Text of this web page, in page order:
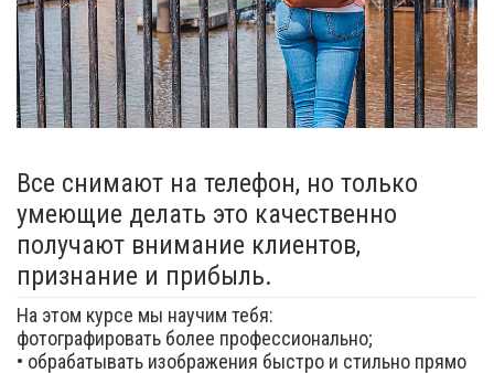
Все снимают на телефон, но только
умеющие делать это качественно
получают внимание клиентов,
признание и прибыль.
На этом курсе мы научим тебя:
фотографировать более профессионально;
• обрабатывать изображения быстро и стильно прямо